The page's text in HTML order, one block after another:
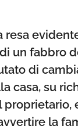
resa
un fabbro
di
casa, su
proprietario,
la